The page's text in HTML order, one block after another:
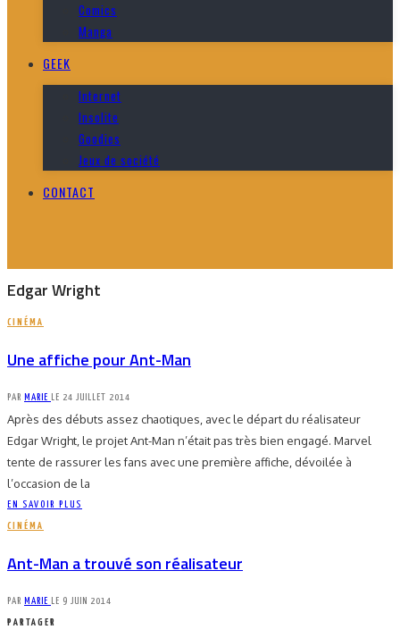
Comics
Manga
GEEK
Internet
Insolite
Goodies
Jeux de société
CONTACT
Edgar Wright
CINÉMA
Une affiche pour Ant-Man
PAR MARIE LE 24 JUILLET 2014
Après des débuts assez chaotiques, avec le départ du réalisateur
Edgar Wright, le projet Ant-Man n’était pas très bien engagé. Marvel
tente de rassurer les fans avec une première affiche, dévoilée à
l’occasion de la
EN SAVOIR PLUS
CINÉMA
Ant-Man a trouvé son réalisateur
PAR MARIE LE 9 JUIN 2014
PARTAGER